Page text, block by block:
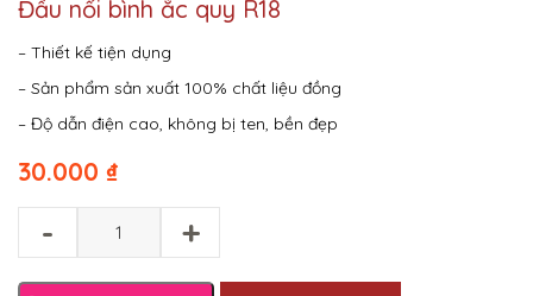
Đầu nối bình ắc quy R18
– Thiết kế tiện dụng
– Sản phẩm sản xuất 100% chất liệu đồng
– Độ dẫn điện cao, không bị ten, bền đẹp
30.000 ₫
- +